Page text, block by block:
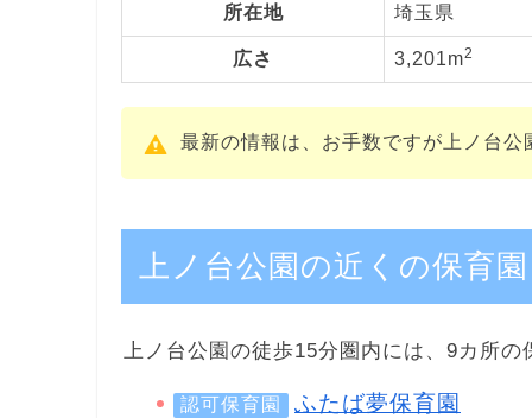
所在地 埼玉県
広さ 3,201m2
最新の情報は、お手数ですが上ノ台
上ノ台公園の近くの保育園
上ノ台公園の徒歩15分圏内には、9カ所の
認可保育園 ふたば夢保育園